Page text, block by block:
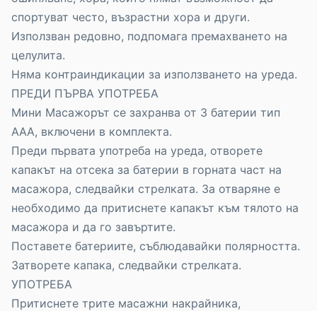
спортуват често, възрастни хора и други.
Използван редовно, подпомага премахването на
целулита.
Няма контраиндикации за използването на уреда.
ПРЕДИ ПЪРВА УПОТРЕБА
Мини Масажорът се захранва от 3 батерии тип
ААА, включени в комплекта.
Преди първата употреба на уреда, отворете
капакът на отсека за батерии в горната част на
масажора, следвайки стрелката. За отваряне е
необходимо да притиснете капакът към тялото на
масажора и да го завъртите.
Поставете батериите, съблюдавайки полярността.
Затворете капака, следвайки стрелката.
УПОТРЕБА
Притиснете трите масажни накрайника,